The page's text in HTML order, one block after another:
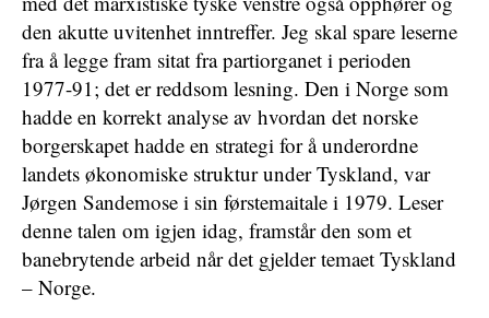
den akutte uvitenhet inntreffer. Jeg skal spare leserne
fra å legge fram sitat fra partiorganet i perioden
1977-91; det er reddsom lesning. Den i Norge som
hadde en korrekt analyse av hvordan det norske
borgerskapet hadde en strategi for å underordne
landets økonomiske struktur under Tyskland, var
Jørgen Sandemose i sin førstemaitale i 1979. Leser
denne talen om igjen idag, framstår den som et
banebrytende arbeid når det gjelder temaet Tyskland
– Norge.